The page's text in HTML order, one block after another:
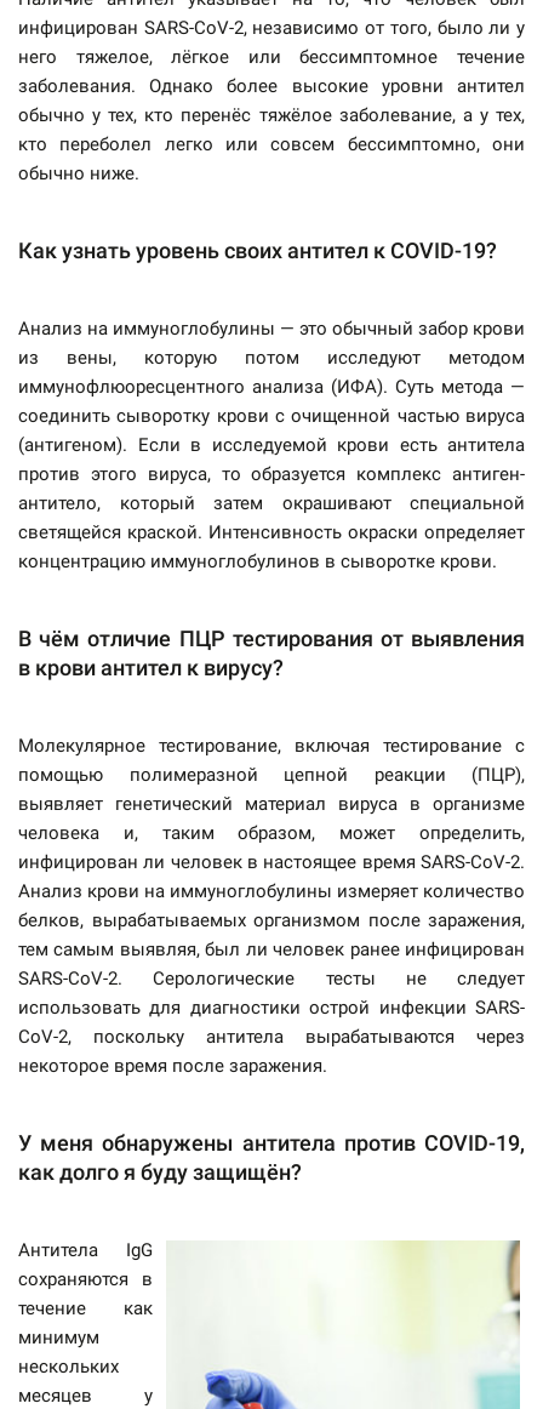
инфицирован SARS-CoV-2, независимо от того, было ли у
него тяжелое, лёгкое или бессимптомное течение
заболевания. Однако более высокие уровни антител
обычно у тех, кто перенёс тяжёлое заболевание, а у тех,
кто переболел легко или совсем бессимптомно, они
обычно ниже.
Как узнать уровень своих антител к COVID-19?
Анализ на иммуноглобулины — это обычный забор крови
из вены, которую потом исследуют методом
иммунофлюоресцентного анализа (ИФА). Суть метода —
соединить сыворотку крови с очищенной частью вируса
(антигеном). Если в исследуемой крови есть антитела
против этого вируса, то образуется комплекс антиген-
антитело, который затем окрашивают специальной
светящейся краской. Интенсивность окраски определяет
концентрацию иммуноглобулинов в сыворотке крови.
В чём отличие ПЦР тестирования от выявления
в крови антител к вирусу?
Молекулярное тестирование, включая тестирование с
помощью полимеразной цепной реакции (ПЦР),
выявляет генетический материал вируса в организме
человека и, таким образом, может определить,
инфицирован ли человек в настоящее время SARS-CoV-2.
Анализ крови на иммуноглобулины измеряет количество
белков, вырабатываемых организмом после заражения,
тем самым выявляя, был ли человек ранее инфицирован
SARS-CoV-2. Серологические тесты не следует
использовать для диагностики острой инфекции SARS-
CoV-2, поскольку антитела вырабатываются через
некоторое время после заражения.
У меня обнаружены антитела против COVID-19,
как долго я буду защищён?
Антитела IgG
сохраняются в
течение как
минимум
нескольких
месяцев у